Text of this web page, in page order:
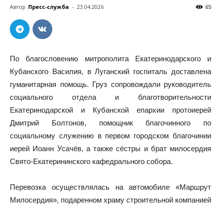
Автор Пресс-служба - 23.04.2026 65
По благословению митрополита Екатеринодарского и
Кубанского Василия, в Луганский госпиталь доставлена
гуманитарная помощь. Груз сопровождали руководитель
социального отдела и благотворительности
Екатеринодарской и Кубанской епархии протоиерей
Дмитрий Болтонов, помощник благочинного по
социальному служению в первом городском благочинии
иерей Иоанн Усачёв, а также сёстры и брат милосердия
Свято-Екатерининского кафедрального собора.
Перевозка осуществлялась на автомобиле «Маршрут
Милосердия», подаренном храму строительной компанией